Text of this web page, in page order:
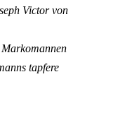
Victor von
tapfere